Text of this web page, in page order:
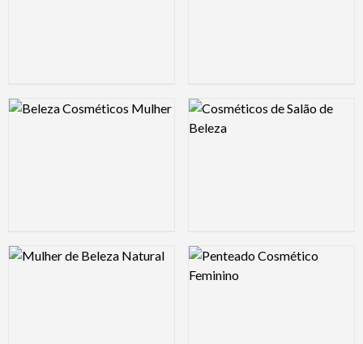
Logo Preview Image Logo Preview Image
Logo Preview Image Logo Preview Image